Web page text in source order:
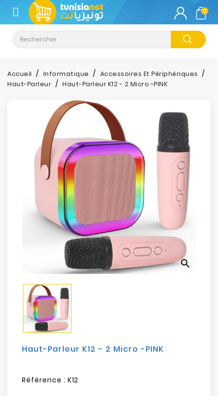
CATÉGORIE
Climatisation
Informatique
Impression
Stockage
Photos
Electroménager
Sécurité
Mobilités
0
Accueil Informatique
Accessoires Et Périphériques
Haut-Parleur
Haut-Parleur K12 - 2 Micro -PINK
search
Haut-Parleur K12 - 2 Micro -PINK
Référence : K12